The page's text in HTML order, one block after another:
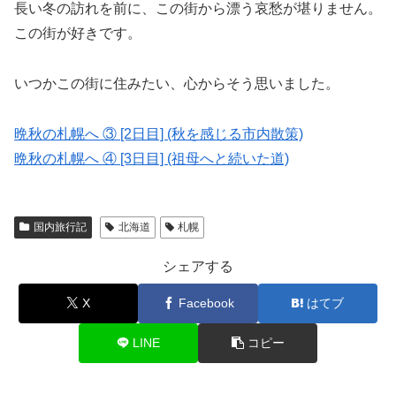
長い冬の訪れを前に、この街から漂う哀愁が堪りません。
この街が好きです。
いつかこの街に住みたい、心からそう思いました。
晩秋の札幌へ ③ [2日目] (秋を感じる市内散策)
晩秋の札幌へ ④ [3日目] (祖母へと続いた道)
国内旅行記 北海道 札幌
シェアする
X Facebook はてブ
LINE コピー